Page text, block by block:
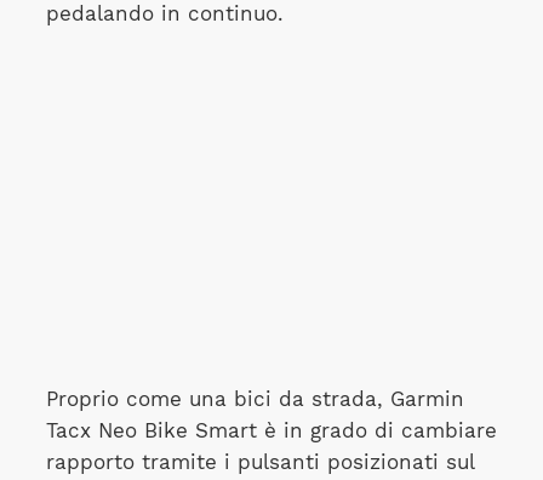
pedalando in continuo.
Proprio come una bici da strada, Garmin
Tacx Neo Bike Smart è in grado di cambiare
rapporto tramite i pulsanti posizionati sul